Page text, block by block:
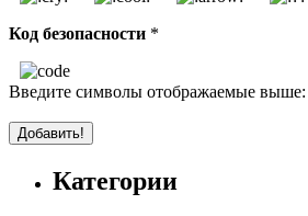
Код безопасности *
Введите символы отображаемые выше:
Категории